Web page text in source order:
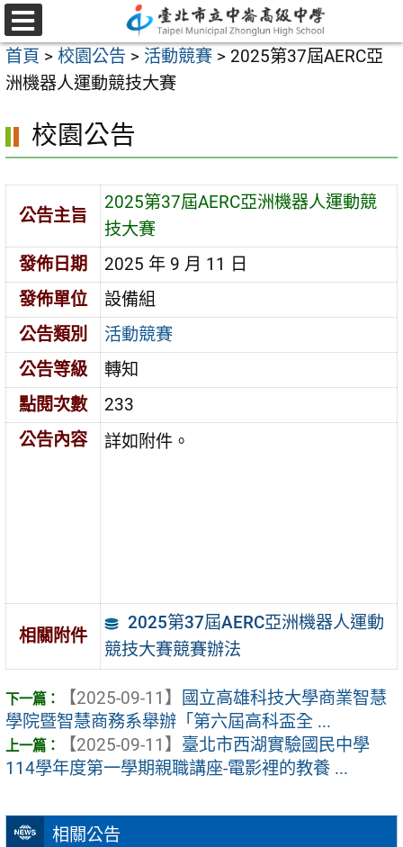
跳
至
主
要
容
選
單
首頁 > 校園公告 > 活動競賽 > 2025第37屆AERC亞
洲機器人運動競技大賽
相關公告
校園公告
公告主旨
2025第37屆AERC亞洲機器人運動競
技大賽
發佈日期
2025 年 9 月 11 日
發佈單位
設備組
公告類別
活動競賽
公告等級
轉知
點閱次數
233
公告內容
詳如附件。
相關附件
2025第37屆AERC亞洲機器人運動
競技大賽競賽辦法
【2025-09-11】
國立高雄科技大學商業智慧
學院暨智慧商務系舉辦「第六屆高科盃全 ...
【2025-09-11】 臺北市西湖實驗國民中學
114學年度第一學期親職講座-電影裡的教養 ...